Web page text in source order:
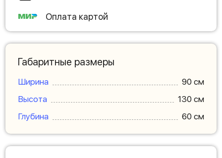
Оплата картой
Габаритные размеры
Ширина
90 см
Высота
130 см
Глубина
60 см